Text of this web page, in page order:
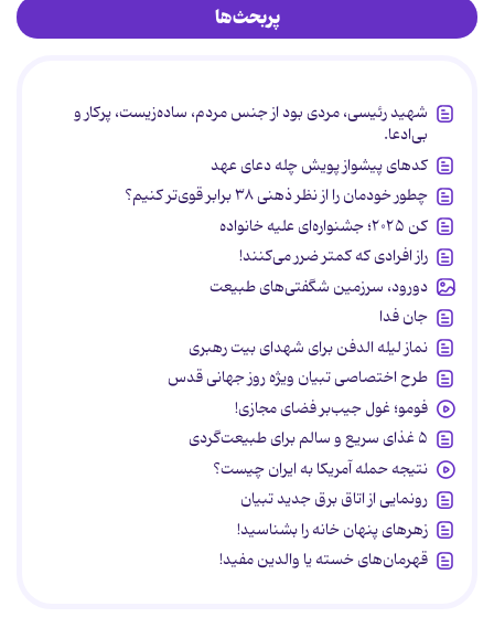
پربحث‌ها
شهید رئیسی، مردی بود از جنس مردم، ساده‌زیست، پرکار و
بی‌ادعا.
کدهای پیشواز پویش چله دعای عهد
چطور خودمان را از نظر ذهنی ۳۸ برابر قوی‌تر کنیم؟
کن ۲۰۲۵؛ جشنواره‌ای علیه خانواده
راز افرادی که کمتر ضرر می‌کنند!
دورود، سرزمین شگفتی‌های طبیعت
جان فدا
نماز لیله الدفن برای شهدای بیت رهبری
طرح اختصاصی تبیان ویژه روز جهانی قدس
فومو؛ غول جیب‌بر فضای مجازی!
۵ غذای سریع و سالم برای طبیعت‌گردی
نتیجه حمله آمریکا به ایران چیست؟
رونمایی از اتاق برق جدید تبیان
زهرهای پنهان خانه را بشناسید!
قهرمان‌های خسته یا والدین مفید!